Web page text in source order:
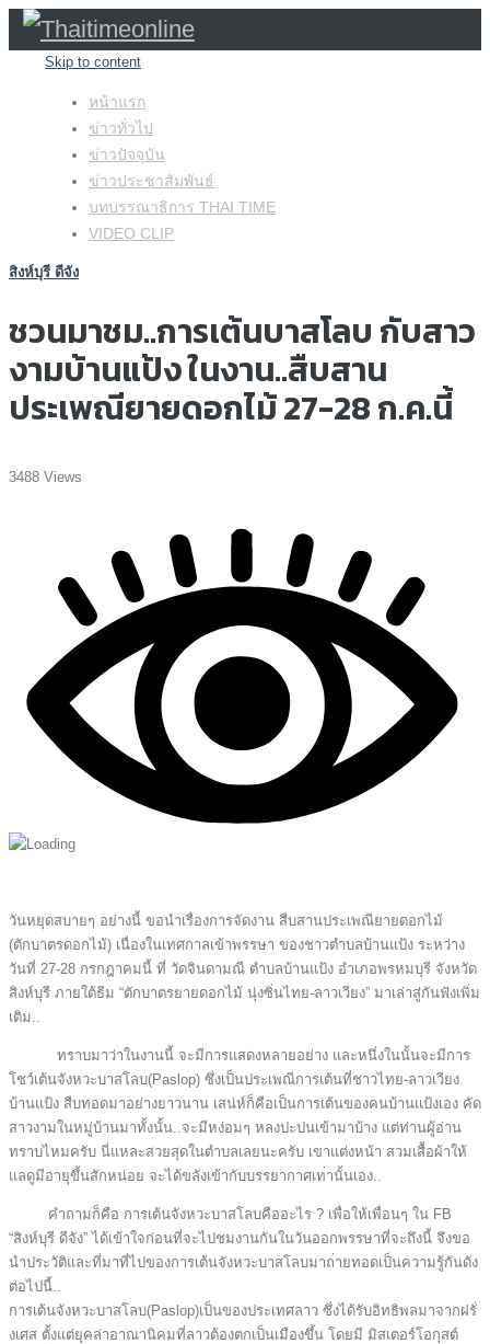
Skip to content
หน้าแรก
ข่าวทั่วไป
ข่าวปัจจุบัน
ข่าวประชาสัมพันธ์
บทบรรณาธิการ THAI TIME
VIDEO CLIP
สิงห์บุรี ดีจัง
ชวนมาชม..การเต้นบาสโลบ กับสาว
งามบ้านแป้ง ในงาน..สืบสาน
ประเพณียายดอกไม้ 27-28 ก.ค.นี้
3488 Views
วันหยุดสบายๆ อย่างนี้ ขอนำเรื่องการจัดงาน สืบสานประเพณียายดอกไม้
(ตักบาตรดอกไม้) เนื่องในเทศกาลเข้าพรรษา ของชาวตำบลบ้านแป้ง ระหว่าง
วันที่ 27-28 กรกฎาคมนี้ ที่ วัดจินดามณี ตำบลบ้านแป้ง อำเภอพรหมบุรี จังหวัด
สิงห์บุรี ภายใต้ธีม “ตักบาตรยายดอกไม้ นุ่งซิ่นไทย-ลาวเวียง” มาเล่าสู่กันฟังเพิ่ม
เติม..
ทราบมาว่าในงานนี้ จะมีการแสดงหลายอย่าง และหนึ่งในนั้นจะมีการ
โชว์เต้นจังหวะบาสโลบ(Paslop) ซึ่งเป็นประเพณีการเต้นที่ชาวไทย-ลาวเวียง
บ้านแป้ง สืบทอดมาอย่างยาวนาน เสน่ห์ก็คือเป็นการเต้นของคนบ้านแป้งเอง คัด
สาวงามในหมู่บ้านมาทั้งนั้น..จะมีหง่อมๆ หลงปะปนเข้ามาบ้าง แต่ท่านผู้อ่าน
ทราบไหมครับ นี่แหละสวยสุดในตำบลเลยนะครับ เขาแต่งหน้า สวมเสื้อผ้าให้
แลดูมีอายุขึ้นสักหน่อย จะได้ขลังเข้ากับบรรยากาศเท่านั้นเอง..
คำถามก็คือ การเต้นจังหวะบาสโลบคืออะไร ? เพื่อให้เพื่อนๆ ใน FB
“สิงห์บุรี ดีจัง” ได้เข้าใจก่อนที่จะไปชมงานกันในวันออกพรรษาที่จะถึงนี้ จึงขอ
นำประวัติและที่มาที่ไปของการเต้นจังหวะบาสโลบมาถ่ายทอดเป็นความรู้กันดัง
ต่อไปนี้..
การเต้นจังหวะบาสโลบ(Paslop)เป็นของประเทศลาว ซึ่งได้รับอิทธิพลมาจากฝรั่
งเศส ตั้งแต่ยุคล่าอาณานิคมที่ลาวต้องตกเป็นเมืองขึ้น โดยมี มิสเตอร์โอกุสต์